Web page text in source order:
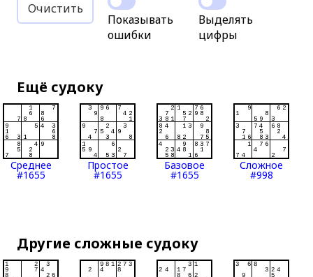
Очистить
Показывать
ошибки
Выделять
цифры
Ещё судоку
Среднее
#1655
Простое
#1655
Базовое
#1655
Сложное
#998
Другие сложные судоку